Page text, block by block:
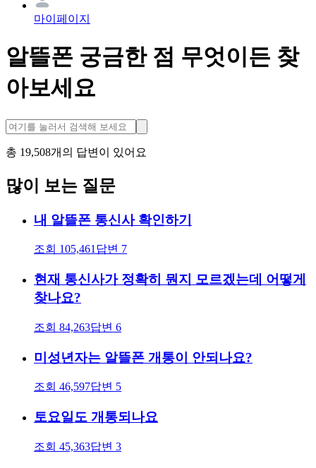
마이페이지
알뜰폰 궁금한 점 무엇이든 찾
아보세요
총 19,508개의 답변이 있어요
많이 보는 질문
내 알뜰폰 통신사 확인하기
조회 105,461답변 7
현재 통신사가 정확히 뭔지 모르겠는데 어떻게
찾나요?
조회 84,263답변 6
미성년자는 알뜰폰 개통이 안되나요?
조회 46,597답변 5
토요일도 개통되나요
조회 45,363답변 3